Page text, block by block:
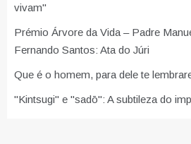
vivam"
Prémio Árvore da Vida – Padre
Fernando Santos: Ata do Júri
Que é o homem, para dele te
"Kintsugi" e "sadō": A subtileza do